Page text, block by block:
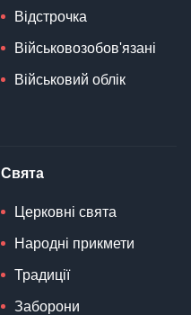
Відстрочка
Військовозобов'язані
Військовий облік
Свята
Церковні свята
Народні прикмети
Традиції
Заборони